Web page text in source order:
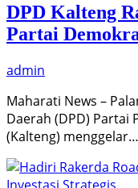
DPD Kalteng
Partai
admin
Maharati News –
Daerah (DPD) Partai
(Kalteng) menggelar…